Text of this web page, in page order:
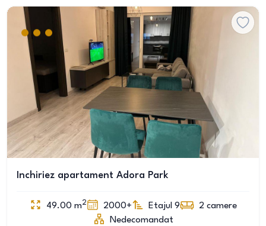
Inchiriez apartament Adora Park
49.00 m2 2000+ Etajul 9 2 camere
Nedecomandat